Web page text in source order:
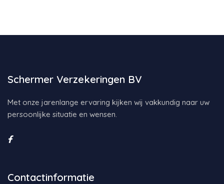
Schermer Verzekeringen BV
Met onze jarenlange ervaring kijken wij vakkundig naar uw
persoonlijke situatie en wensen.
Contactinformatie